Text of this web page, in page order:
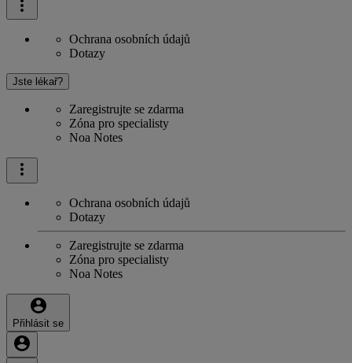
Ochrana osobních údajů
Dotazy
Jste lékař?
Zaregistrujte se zdarma
Zóna pro specialisty
Noa Notes
Ochrana osobních údajů
Dotazy
Zaregistrujte se zdarma
Zóna pro specialisty
Noa Notes
Přihlásit se